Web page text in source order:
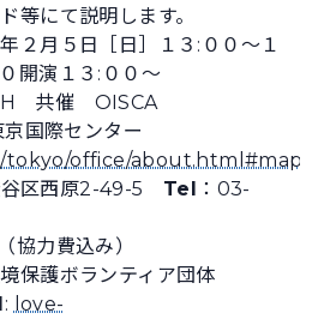
等にて説明します。
２月５日［日］１３:００～１
開演１３:００～
共催 OISCA
国際センター
tokyo/office/about.html#map
区西原2-49-5 Tel ：03-
力費込み）
保護ボランティア団体
: love-